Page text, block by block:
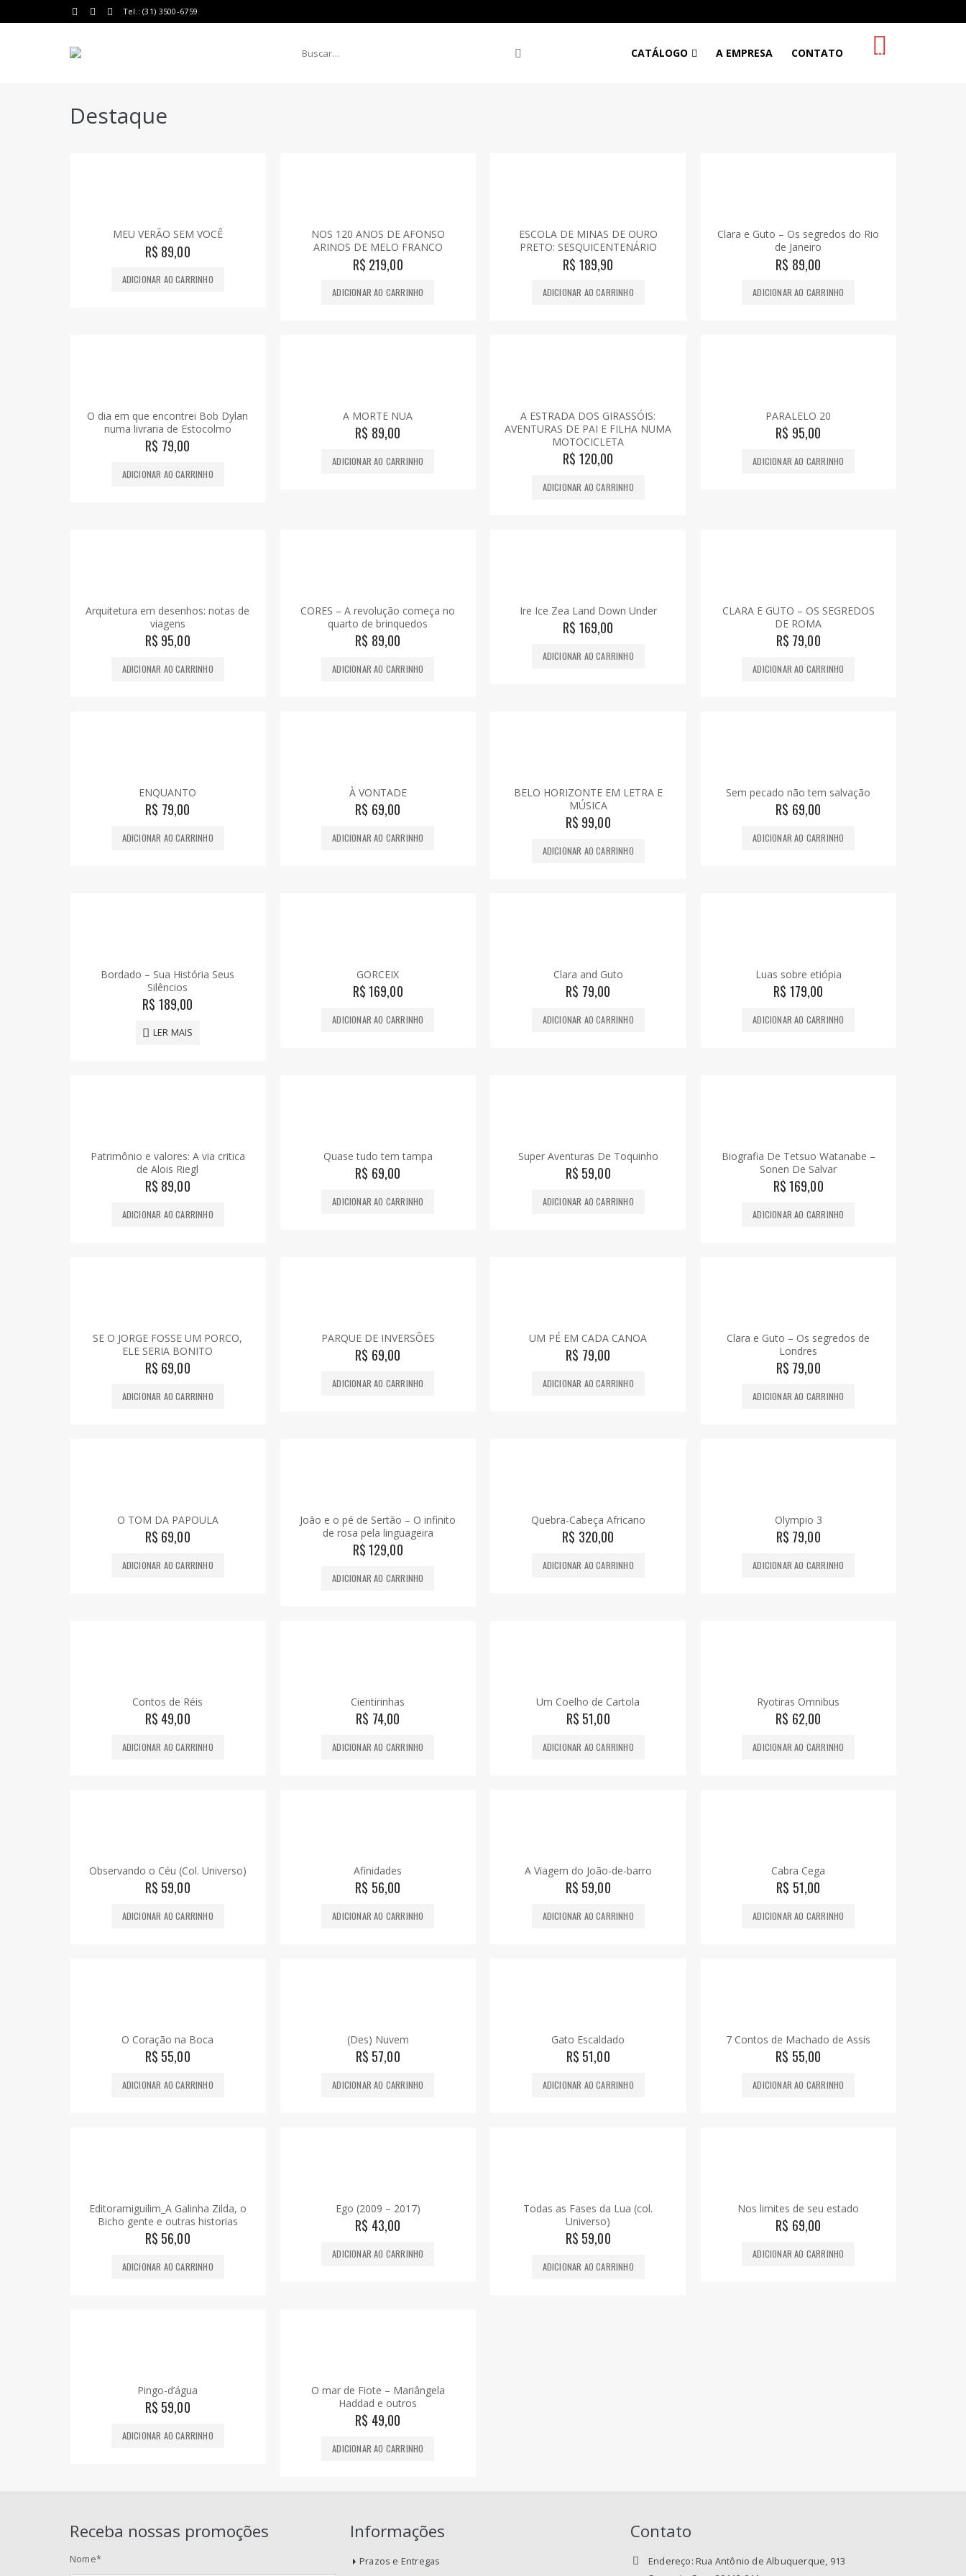
Tel.: (31) 3500-6759
CATÁLOGO A EMPRESA CONTATO 0
Destaque
MEU VERÃO SEM VOCÊ
R$ 89,00
ADICIONAR AO CARRINHO
NOS 120 ANOS DE AFONSO
ARINOS DE MELO FRANCO
R$ 219,00
ADICIONAR AO CARRINHO
ESCOLA DE MINAS DE OURO
PRETO: SESQUICENTENÁRIO
R$ 189,90
ADICIONAR AO CARRINHO
Clara e Guto – Os segredos do Rio
de Janeiro
R$ 89,00
ADICIONAR AO CARRINHO
O dia em que encontrei Bob Dylan
numa livraria de Estocolmo
R$ 79,00
ADICIONAR AO CARRINHO
A MORTE NUA
R$ 89,00
ADICIONAR AO CARRINHO
A ESTRADA DOS GIRASSÓIS:
AVENTURAS DE PAI E FILHA NUMA
MOTOCICLETA
R$ 120,00
ADICIONAR AO CARRINHO
PARALELO 20
R$ 95,00
ADICIONAR AO CARRINHO
Arquitetura em desenhos: notas de
viagens
R$ 95,00
ADICIONAR AO CARRINHO
CORES – A revolução começa no
quarto de brinquedos
R$ 89,00
ADICIONAR AO CARRINHO
Ire Ice Zea Land Down Under
R$ 169,00
ADICIONAR AO CARRINHO
CLARA E GUTO – OS SEGREDOS
DE ROMA
R$ 79,00
ADICIONAR AO CARRINHO
ENQUANTO
R$ 79,00
ADICIONAR AO CARRINHO
À VONTADE
R$ 69,00
ADICIONAR AO CARRINHO
BELO HORIZONTE EM LETRA E
MÚSICA
R$ 99,00
ADICIONAR AO CARRINHO
Sem pecado não tem salvação
R$ 69,00
ADICIONAR AO CARRINHO
Bordado – Sua História Seus
Silêncios
R$ 189,00
LER MAIS
GORCEIX
R$169,00
ADICIONAR AO CARRINHO
Clara and Guto
R$ 79,00
ADICIONAR AO CARRINHO
Luas sobre etiópia
R$ 179,00
ADICIONAR AO CARRINHO
Patrimônio e valores: A via critica
de Alois Riegl
R$ 89,00
ADICIONAR AO CARRINHO
Quase tudo tem tampa
R$ 69,00
ADICIONAR AO CARRINHO
Super Aventuras De Toquinho
R$ 59,00
ADICIONAR AO CARRINHO
Biografia De Tetsuo Watanabe –
Sonen De Salvar
R$169,00
ADICIONAR AO CARRINHO
SE O JORGE FOSSE UM PORCO,
ELE SERIA BONITO
R$ 69,00
ADICIONAR AO CARRINHO
PARQUE DE INVERSÕES
R$ 69,00
ADICIONAR AO CARRINHO
UM PÉ EM CADA CANOA
R$ 79,00
ADICIONAR AO CARRINHO
Clara e Guto – Os segredos de
Londres
R$ 79,00
ADICIONAR AO CARRINHO
O TOM DA PAPOULA
R$ 69,00
ADICIONAR AO CARRINHO
João e o pé de Sertão – O infinito
de rosa pela linguageira
R$129,00
ADICIONAR AO CARRINHO
Quebra-Cabeça Africano
R$ 320,00
ADICIONAR AO CARRINHO
Olympio 3
R$ 79,00
ADICIONAR AO CARRINHO
Contos de Réis
R$ 49,00
ADICIONAR AO CARRINHO
Cientirinhas
R$ 74,00
ADICIONAR AO CARRINHO
Um Coelho de Cartola
R$ 51,00
ADICIONAR AO CARRINHO
Ryotiras Omnibus
R$ 62,00
ADICIONAR AO CARRINHO
Observando o Céu (Col. Universo)
R$ 59,00
ADICIONAR AO CARRINHO
Afinidades
R$ 56,00
ADICIONAR AO CARRINHO
A Viagem do João-de-barro
R$ 59,00
ADICIONAR AO CARRINHO
Cabra Cega
R$ 51,00
ADICIONAR AO CARRINHO
O Coração na Boca
R$ 55,00
ADICIONAR AO CARRINHO
(Des) Nuvem
R$ 57,00
ADICIONAR AO CARRINHO
Gato Escaldado
R$ 51,00
ADICIONAR AO CARRINHO
7 Contos de Machado de Assis
R$ 55,00
ADICIONAR AO CARRINHO
Editoramiguilim_A Galinha Zilda, o
Bicho gente e outras historias
R$ 56,00
ADICIONAR AO CARRINHO
Ego (2009 – 2017)
R$ 43,00
ADICIONAR AO CARRINHO
Todas as Fases da Lua (col.
Universo)
R$ 59,00
ADICIONAR AO CARRINHO
Nos limites de seu estado
R$ 69,00
ADICIONAR AO CARRINHO
Pingo-d’água
R$ 59,00
ADICIONAR AO CARRINHO
O mar de Fiote – Mariângela
Haddad e outros
R$ 49,00
ADICIONAR AO CARRINHO
Receba nossas promoções
Nome*
Informações
Prazos e Entregas
Contato
Endereço: Rua Antônio de Albuquerque, 913